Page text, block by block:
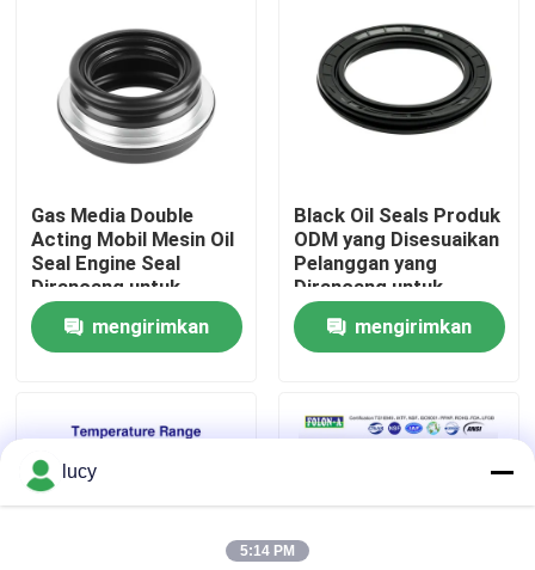
Tentang kita
Kontrol kualitas
Hubungi kami
Semua Kasus
sistem kendaraan)
Gas Media Double
Acting Mobil Mesin Oil
Seal Engine Seal
Dirancang untuk
Meminimalkan
Kebocoran Minyak dan
Memaksimalkan Daya
mengirimkan
Black Oil Seals Produk
ODM yang Disesuaikan
Pelanggan yang
Dirancang untuk
Ketahanan dan
Ketahanan yang
Ditingkatkan di
mengirimkan
lucy
5:14 PM